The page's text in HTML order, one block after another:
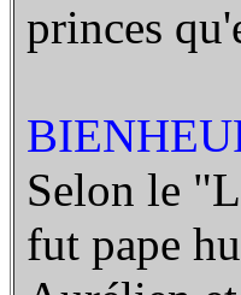
princes
Selon le
fut pape